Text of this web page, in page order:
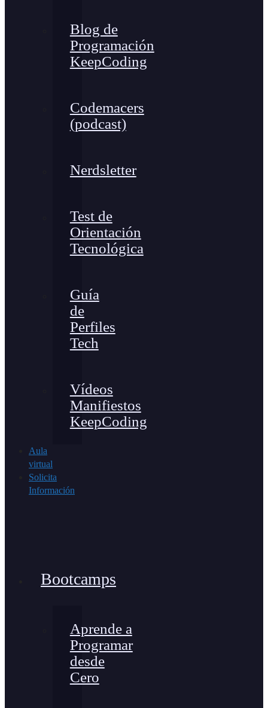
Blog de
Programación
KeepCoding
Codemacers
(podcast)
Nerdsletter
Test de
Orientación
Tecnológica
Guía
de
Perfiles
Tech
Vídeos
Manifiestos
KeepCoding
Aula
virtual
Solicita
Información
Bootcamps
Aprende a
Programar
desde
Cero